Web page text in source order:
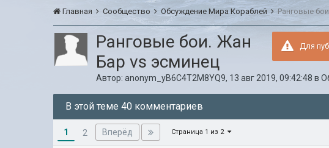
Главная Сообщество Обсуждение Мира Кораблей Ранговые
Для
Ранговые бои. Жан
Бар vs эсминец
Автор:anonym_yB6C4T2M8YQ9, 13 авг 2019, 09:42:48 в
В этой теме 40 комментариев
1 2 Вперёд Страница 1 из 2